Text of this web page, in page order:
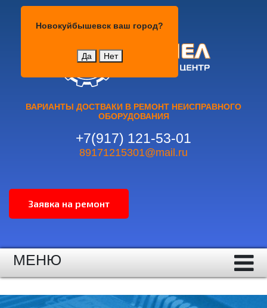
Новокуйбышевск ваш город?
Да Нет
ВАРИАНТЫ ДОСТВАКИ В РЕМОНТ НЕИСПРАВНОГО
ОБОРУДОВАНИЯ
+7(917) 121-53-01
89171215301@mail.ru
МЕНЮ